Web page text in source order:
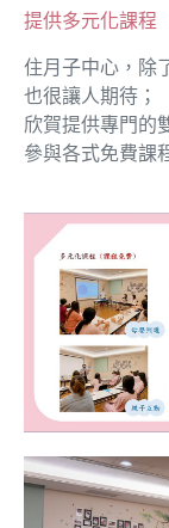
提供多元化課程
住月子中心，除
也很讓人期待；
欣賀提供專門的
參與各式免費課